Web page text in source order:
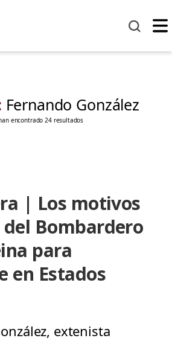
Fernando González
encontrado 24 resultados
| Los motivos
Bombardero
para
en Estados
extenista